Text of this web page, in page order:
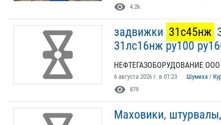
visibility 4.2k
задвижки 31с45нж
31лс16нж ру100
НЕФТЕГАЗОБОРУДОВАНИЕ
6 августа 2026 г. в 01:23 Шумиха /
visibility 879
Маховики,